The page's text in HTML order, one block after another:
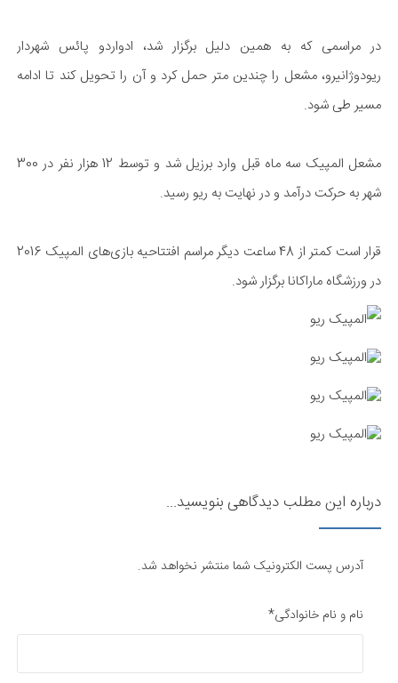
در مراسمی که به همین دلیل برگزار شد، ادواردو پائس شهردار
ریودوژانیرو، مشعل را چندین متر حمل کرد و آن را تحویل کند تا ادامه
مسیر طی شود.
مشعل المپیک سه ماه قبل وارد برزیل شد و توسط 12 هزار نفر در 300
شهر به حرکت درآمد و در نهایت به ریو رسید.
قرار است کمتر از 48 ساعت دیگر مراسم افتتاحیه بازی‌های المپیک 2016
در ورزشگاه ماراکانا برگزار شود.
درباره این مطلب دیدگاهی بنویسید...
آدرس پست الکترونیک شما منتشر نخواهد شد.
نام و نام خانوادگی*